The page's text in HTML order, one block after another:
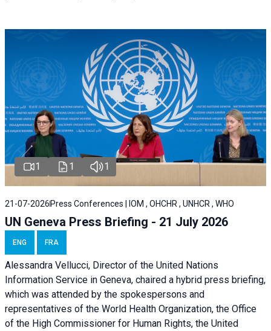
1 1 1
21-07-2026 Press Conferences | IOM , OHCHR , UNHCR , WHO
UN Geneva Press Briefing - 21 July 2026
ENG FRA
Alessandra Vellucci, Director of the United Nations
Information Service in Geneva, chaired a hybrid press briefing,
which was attended by the spokespersons and
representatives of the World Health Organization, the Office
of the High Commissioner for Human Rights, the United